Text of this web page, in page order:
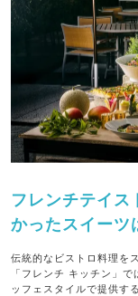
フレンチテイ
かったスイーツ
だけ！
伝統的なビストロ料理を
「フレンチ キッチン」
ッフェスタイルで提供す